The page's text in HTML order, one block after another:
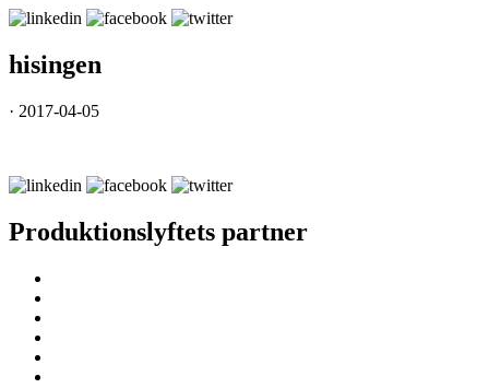
hisingen
· 2017-04-05
Produktionslyftets partner